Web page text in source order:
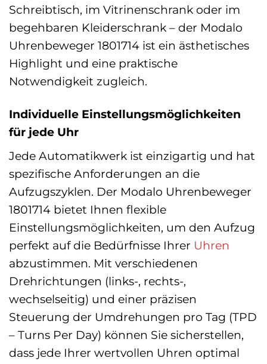
Schreibtisch, im Vitrinenschrank oder im
begehbaren Kleiderschrank – der Modalo
Uhrenbeweger 1801714 ist ein ästhetisches
Highlight und eine praktische
Notwendigkeit zugleich.
Individuelle Einstellungsmöglichkeiten
für jede Uhr
Jede Automatikwerk ist einzigartig und hat
spezifische Anforderungen an die
Aufzugszyklen. Der Modalo Uhrenbeweger
1801714 bietet Ihnen flexible
Einstellungsmöglichkeiten, um den Aufzug
perfekt auf die Bedürfnisse Ihrer Uhren
abzustimmen. Mit verschiedenen
Drehrichtungen (links-, rechts-,
wechselseitig) und einer präzisen
Steuerung der Umdrehungen pro Tag (TPD
– Turns Per Day) können Sie sicherstellen,
dass jede Ihrer wertvollen Uhren optimal